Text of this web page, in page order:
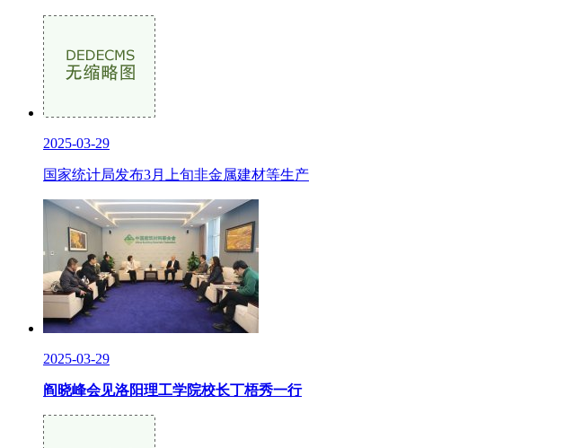
2025-03-29
国家统计局发布3月上旬非金属建材等生产
2025-03-29
阎晓峰会见洛阳理工学院校长丁梧秀一行